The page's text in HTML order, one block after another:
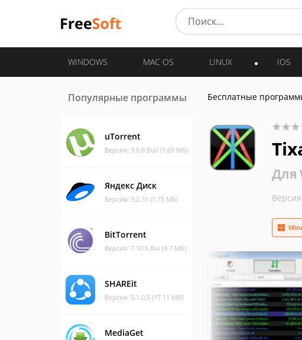
WINDOWS MAC OS LINUX IOS
Популярные программы
uTorrent
Версия: 3.6.0 Buil (1.69 МБ)
Яндекс Диск
Версия: 3.2.31 (1.75 МБ)
BitTorrent
Версия: 7.10.5 Bui (4.7 МБ)
SHAREit
Версия: 5.1.0.5 (17.11 МБ)
MediaGet
Бесплатные
Для